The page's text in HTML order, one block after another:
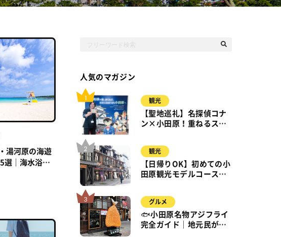
湯河原の海遊
選｜海水浴・
ガイド
人気のマガジン
観光
【聖地巡礼】名探偵コナ
ン×小田原！重ねるスタ
で】小田原・箱根・湯河
原
観光
【日帰りOK】初めての小
田原観光モデルコース｜
満喫
グルメ
🐟小田原名物アジフライ
完全ガイド｜地元民が通